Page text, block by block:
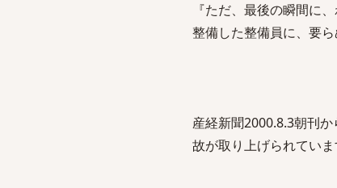
『ただ、最後の瞬間に
整備した整備員に、要
産経新聞2000.8.3朝刊
故が取り上げられていま